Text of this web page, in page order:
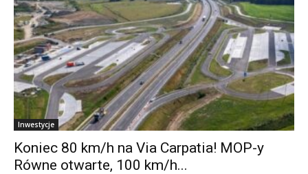
Inwestycje
Koniec 80 km/h na Via Carpatia! MOP-y
Równe otwarte, 100 km/h...